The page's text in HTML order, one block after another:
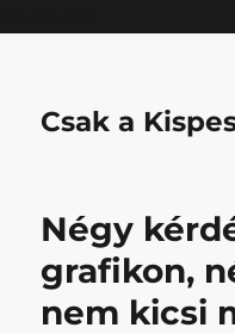
Csak a
Négy
grafikon,
nem kicsi